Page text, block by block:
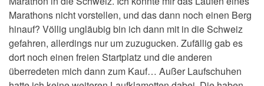
Marathons nicht vorstellen, und das dann noch einen Berg
hinauf? Völlig ungläubig bin ich dann mit in die Schweiz
gefahren, allerdings nur um zuzugucken. Zufällig gab es
dort noch einen freien Startplatz und die anderen
überredeten mich dann zum Kauf… Außer Laufschuhen